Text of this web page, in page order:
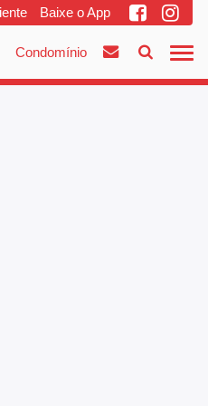
Baixe o App
Condomínio